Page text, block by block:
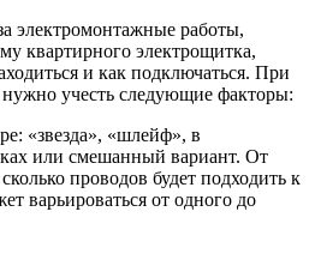
электромонтажные работы,
квартирного электрощитка,
и как подключаться. При
учесть следующие факторы:
«звезда», «шлейф», в
или смешанный вариант. От
проводов будет подходить к
варьироваться от одного до